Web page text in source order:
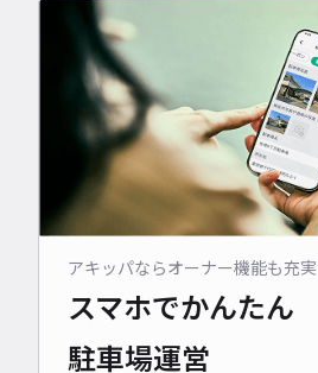
アキッパならオーナー機能も充実
スマホでかんたん
駐車場運営